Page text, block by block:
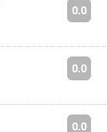
0.0
0.0
0.0